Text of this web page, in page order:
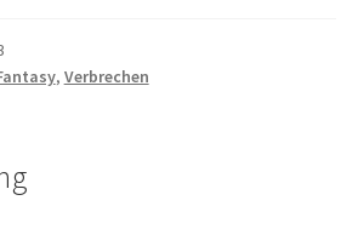
, Verbrechen